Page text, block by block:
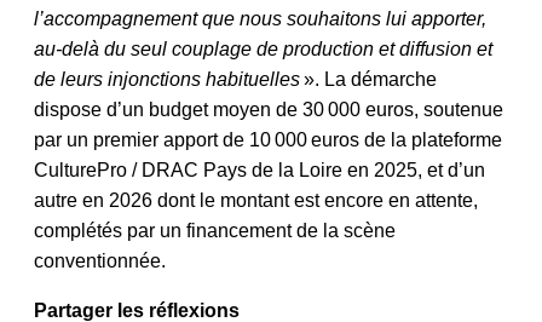
l’accompagnement que nous souhaitons lui apporter,
au-delà du seul couplage de production et diffusion et
de leurs injonctions habituelles». La démarche
dispose d’un budget moyen de 30 000 euros, soutenue
par un premier apport de 10 000 euros de la plateforme
CulturePro / DRAC Pays de la Loire en 2025, et d’un
autre en 2026 dont le montant est encore en attente,
complétés par un financement de la scène
conventionnée.
Partager les réflexions